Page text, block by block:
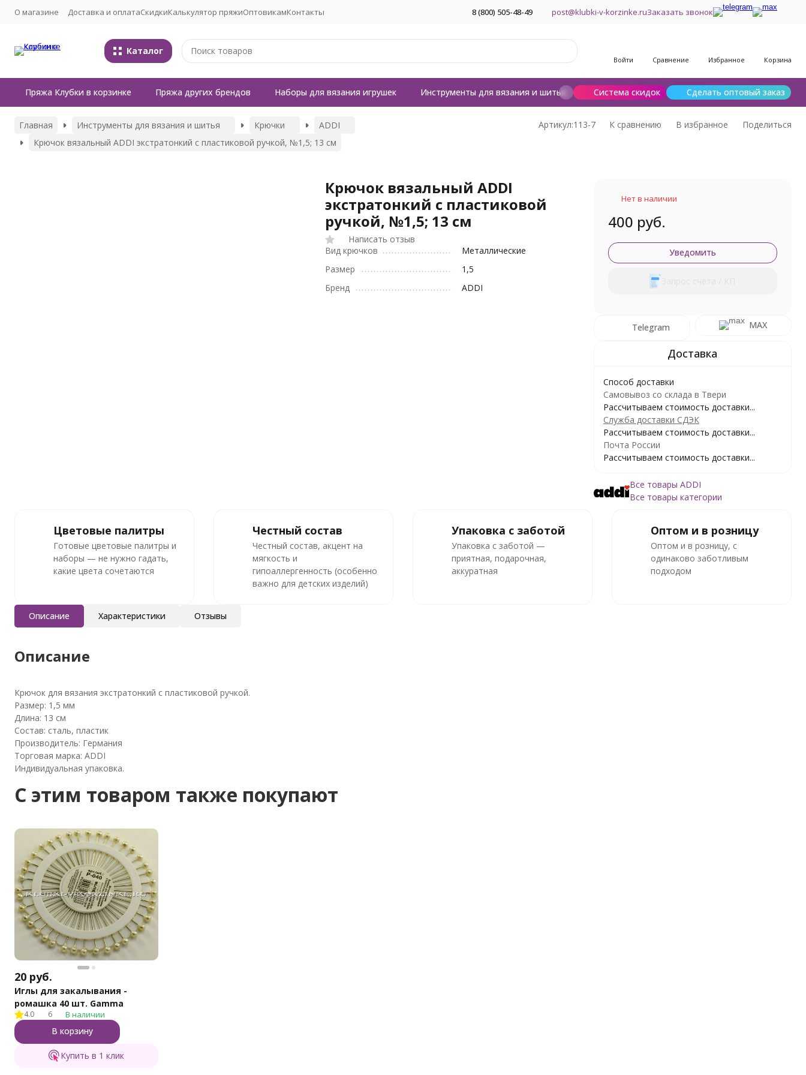
О магазине Доставка и оплатаСкидкиКалькулятор пряжиОптовикамКонтакты 8 (800) 505-48-49 post@klubki-v-korzinke.ruЗаказать звонок
Каталог
Войти Сравнение Избранное Корзина
Система скидок Сделать оптовый заказ
Пряжа Клубки в корзинке Пряжа других брендов Наборы для вязания игрушек Инструменты для вязания и шитья Шерсть для валяния
Главная Инструменты для вязания и шитья Крючки
ADDI
Крючок вязальный ADDI экстратонкий с пластиковой ручкой, №1,5; 13 см
Артикул:113-7 К сравнению В избранное Поделиться
Крючок вязальный ADDI
экстратонкий с пластиковой
ручкой, №1,5; 13 см
Написать отзыв
Вид крючков
Металлические
Размер
1,5
Бренд
ADDI
Нет в наличии
400 руб.
Уведомить
Telegram MAX
Способ доставки
Самовывоз со склада в Твери
Рассчитываем стоимость доставки...
Служба доставки СДЭК
Рассчитываем стоимость доставки...
Почта России
Рассчитываем стоимость доставки...
Все товары ADDI
Все товары категории
Цветовые палитры
Готовые цветовые палитры и
наборы — не нужно гадать,
какие цвета сочетаются
Честный состав
Честный состав, акцент на
мягкость и
гипоаллергенность (особенно
важно для детских изделий)
Упаковка с заботой
Упаковка с заботой —
приятная, подарочная,
аккуратная
Оптом и в розницу
Оптом и в розницу, с
одинаково заботливым
подходом
Описание Характеристики Отзывы
Описание
Крючок для вязания экстратонкий с пластиковой ручкой.
Размер: 1,5 мм
Длина: 13 см
Состав: сталь, пластик
Производитель: Германия
Торговая марка: ADDI
Индивидуальная упаковка.
C этим товаром также покупают
20 руб.
Иглы для закалывания -
ромашка 40 шт. Gamma
4.0 6 В наличии
В корзину
Купить в 1 клик